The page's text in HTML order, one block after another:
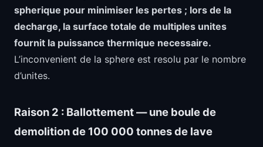
spherique pour minimiser les pertes ; lors de la
decharge, la surface totale de multiples unites
fournit la puissance thermique necessaire.
L’inconvenient de la sphere est resolu par le nombre
d’unites.
Raison 2 : Ballottement — une boule de
demolition de 100 000 tonnes de lave